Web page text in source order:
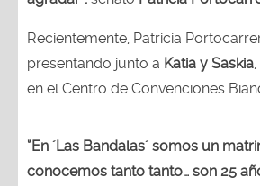
Recientemente, Patricia
presentando junto a Katia y Saskia
en el Centro de Convenciones
“En ´Las Bandalas´ somos un
conocemos tanto tanto… son 25